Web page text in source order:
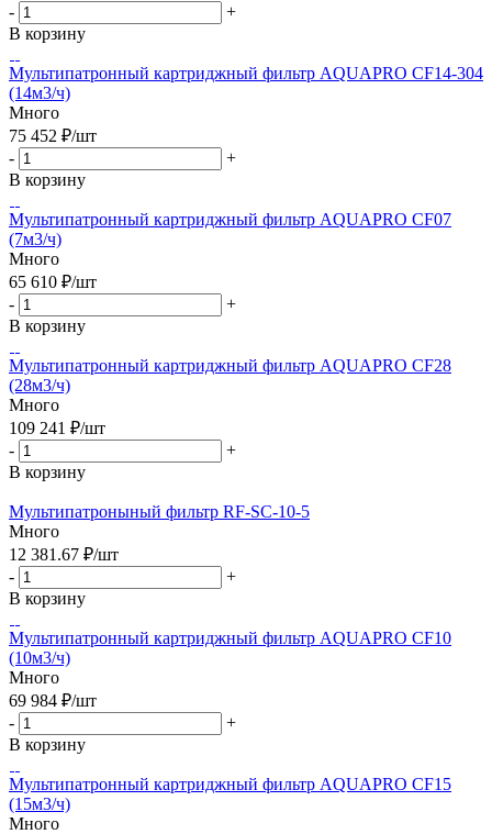
-
+
В корзину
Мультипатронный картриджный фильтр AQUAPRO CF14-304
(14м3/ч)
Много
75 452 ₽/шт
-
+
В корзину
Мультипатронный картриджный фильтр AQUAPRO CF07
(7м3/ч)
Много
65 610 ₽/шт
-
+
В корзину
Мультипатронный картриджный фильтр AQUAPRO CF28
(28м3/ч)
Много
109 241 ₽/шт
-
+
В корзину
Мультипатроныный фильтр RF-SC-10-5
Много
12 381.67 ₽/шт
-
+
В корзину
Мультипатронный картриджный фильтр AQUAPRO CF10
(10м3/ч)
Много
69 984 ₽/шт
-
+
В корзину
Мультипатронный картриджный фильтр AQUAPRO CF15
(15м3/ч)
Много